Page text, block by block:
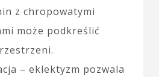
z chropowatymi
może podkreślić
– eklektyzm pozwala